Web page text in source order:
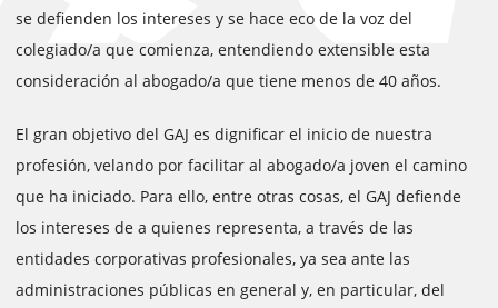
se defienden los intereses y se hace eco de la voz del
colegiado/a que comienza, entendiendo extensible esta
consideración al abogado/a que tiene menos de 40 años.
El gran objetivo del GAJ es dignificar el inicio de nuestra
profesión, velando por facilitar al abogado/a joven el camino
que ha iniciado. Para ello, entre otras cosas, el GAJ defiende
los intereses de a quienes representa, a través de las
entidades corporativas profesionales, ya sea ante las
administraciones públicas en general y, en particular, del